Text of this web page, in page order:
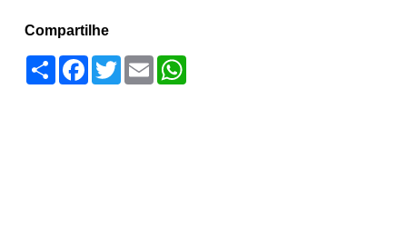
Compartilhe
Compartilhar
Facebook
TwitterEmailWhatsApp